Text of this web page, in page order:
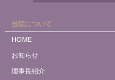
当院について
HOME
お知らせ
理事長紹介